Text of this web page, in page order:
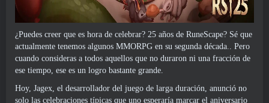
¿Puedes creer que es hora de celebrar? 25 años de RuneScape? Sé que
actualmente tenemos algunos MMORPG en su segunda década.. Pero
cuando consideras a todos aquellos que no duraron ni una fracción de
ese tiempo, ese es un logro bastante grande.
Hoy, Jagex, el desarrollador del juego de larga duración, anunció no
solo las celebraciones típicas que uno esperaría marcar el aniversario